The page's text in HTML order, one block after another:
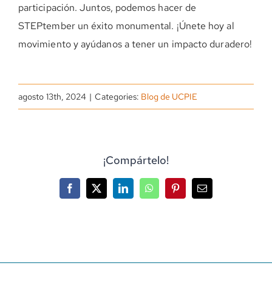
participación. Juntos, podemos hacer de
STEPtember un éxito monumental. ¡Únete hoy al
movimiento y ayúdanos a tener un impacto duradero!
agosto 13th, 2024 | Categories: Blog de UCPIE
¡Compártelo!
Facebook
X LinkedInWhatsAppPinterestCorreo